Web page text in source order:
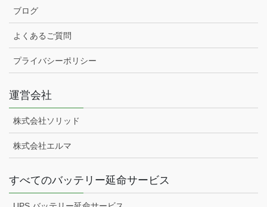
ブログ
よくあるご質問
プライバシーポリシー
運営会社
株式会社ソリッド
株式会社エルマ
すべてのバッテリー延命サービス